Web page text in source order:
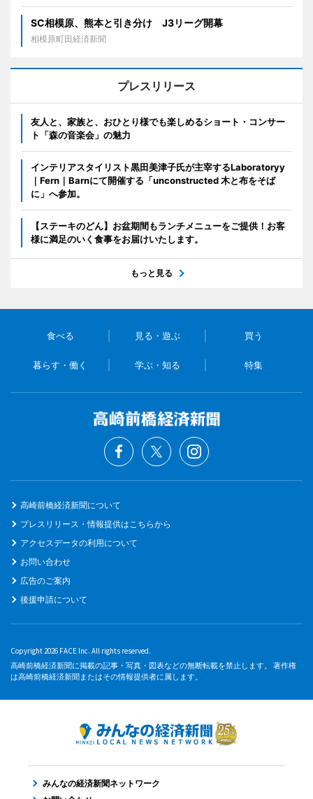
SC相模原、熊本と引き分け J3リーグ開幕
相模原町田経済新聞
プレスリリース
友人と、家族と、おひとり様でも楽しめるショート・コンサー
ト「森の音楽会」の魅力
インテリアスタイリスト黒田美津子氏が主宰するLaboratoryy
｜Fern｜Barnにて開催する「unconstructed 木と布をそば
に」へ参加。
【ステーキのどん】お盆期間もランチメニューをご提供！お客
様に満足のいく食事をお届けいたします。
もっと見る
食べる 見る・遊ぶ 買う
暮らす・働く 学ぶ・知る 特集
高崎前橋経済新聞について
プレスリリース・情報提供はこちらから
アクセスデータの利用について
お問い合わせ
広告のご案内
後援申請について
Copyright 2026 FACE Inc. All rights reserved.
高崎前橋経済新聞に掲載の記事・写真・図表などの無断転載を禁止します。 著作権
は高崎前橋経済新聞またはその情報提供者に属します。
みんなの経済新聞ネットワーク